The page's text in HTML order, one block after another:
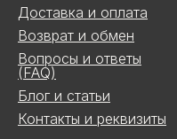
Доставка и оплата
Возврат и обмен
Вопросы и ответы
(FAQ)
Блог и статьи
Контакты и реквизиты